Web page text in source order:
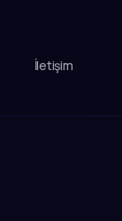
İletişim